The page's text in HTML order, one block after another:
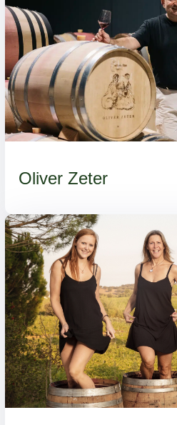
Oliver Zeter